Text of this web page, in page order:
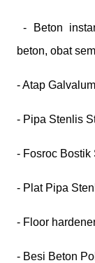
- Beton
beton, obat
- Atap
- Pipa Stenlis
- Fosroc Bostik
- Plat Pipa
- Floor
- Besi Beton